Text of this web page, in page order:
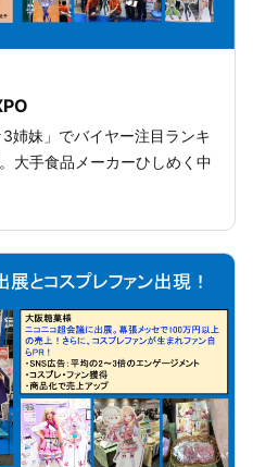
姉妹」でバイヤー注目ランキ
大手食品メーカーひしめく中